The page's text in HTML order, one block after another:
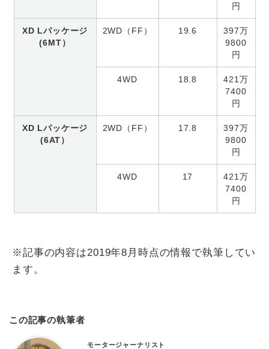
円
XD Lパッケージ
(6MT）
2WD（FF） 19.6
397万
9800
円
4WD 18.8
421万
7400
円
XD Lパッケージ
(6AT）
2WD（FF） 17.8
397万
9800
円
4WD 17
421万
7400
円
※記事の内容は2019年8月時点の情報で執筆してい
ます。
この記事の執筆者
モータージャーナリスト